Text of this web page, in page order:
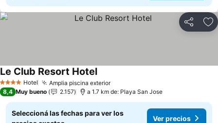
Compartir
4 EstrellasHotel Amplia piscina exterior
Le Club Resort Hotel
8,4 Muy bueno 2.157 a 1.7 km de: Playa San Jose
Seleccioná las fechas para ver los
Ver precios